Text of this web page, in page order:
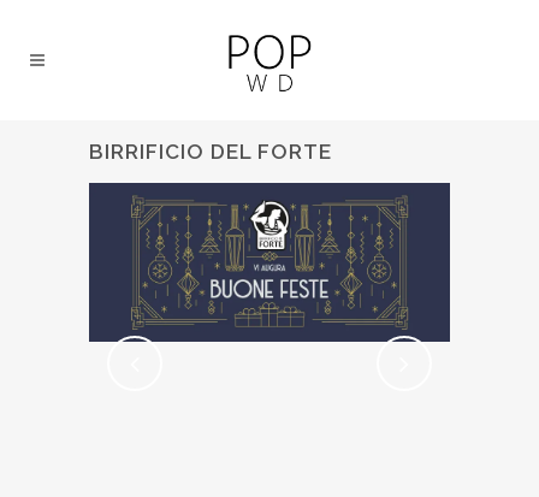
BIRRIFICIO DEL FORTE